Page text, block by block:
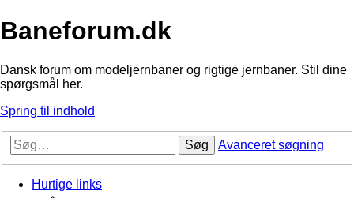
Baneforum.dk
Dansk forum om modeljernbaner og rigtige jernbaner. Stil dine
spørgsmål her.
Spring til indhold
Søg Avanceret søgning
Hurtige links